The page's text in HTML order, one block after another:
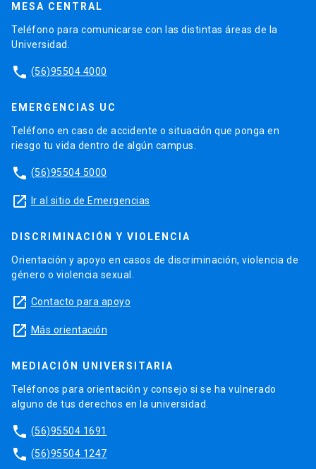
MESA CENTRAL
Teléfono para comunicarse con las distintas áreas de la
Universidad.
phone (56)95504 4000
EMERGENCIAS UC
Teléfono en caso de accidente o situación que ponga en
riesgo tu vida dentro de algún campus.
phone (56)95504 5000
launch Ir al sitio de Emergencias
DISCRIMINACIÓN Y VIOLENCIA
Orientación y apoyo en casos de discriminación, violencia de
género o violencia sexual.
launch Contacto para apoyo
launch Más orientación
MEDIACIÓN UNIVERSITARIA
Teléfonos para orientación y consejo si se ha vulnerado
alguno de tus derechos en la universidad.
phone (56)95504 1691
phone (56)95504 1247